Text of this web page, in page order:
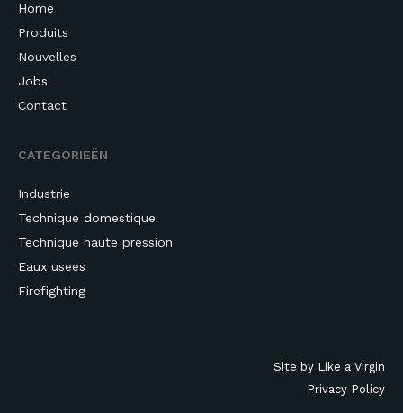
Home
Produits
Nouvelles
Jobs
Contact
CATEGORIEËN
Industrie
Technique domestique
Technique haute pression
Eaux usees
Firefighting
Site by Like a Virgin
Privacy Policy